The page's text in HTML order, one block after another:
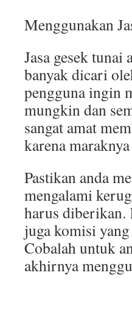
Menggunakan
Jasa gesek tunai
banyak dicari
pengguna ingin
mungkin dan
sangat amat
karena
Pastikan anda
mengalami
harus diberikan.
juga komisi
Cobalah untuk
akhirnya